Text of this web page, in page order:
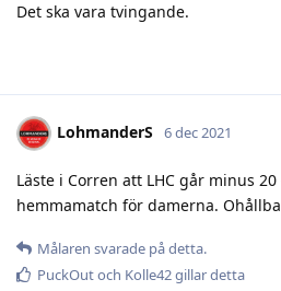
Det ska vara tvingande.
LohmanderS 6 dec 2021
Läste i Corren att LHC går minus
hemmamatch för damerna.
Målaren svarade på detta.
PuckOutoch Kolle42gillar detta